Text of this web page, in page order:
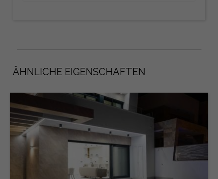
ÄHNLICHE EIGENSCHAFTEN